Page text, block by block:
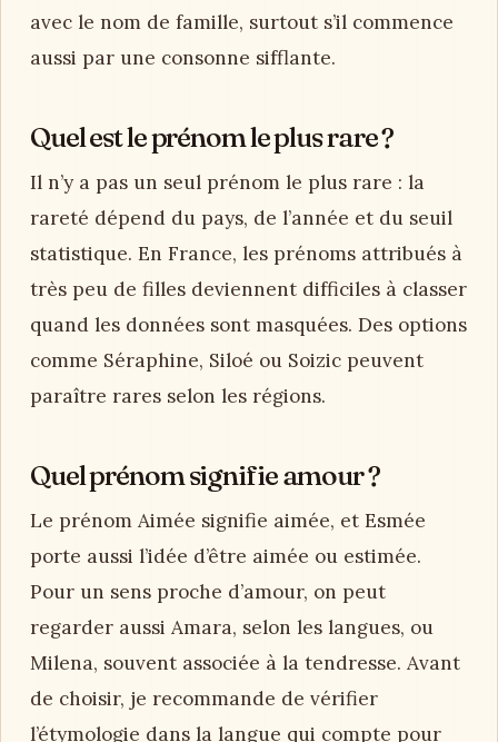
avec le nom de famille, surtout s’il commence
aussi par une consonne sifflante.
Quel est le prénom le plus rare ?
Il n’y a pas un seul prénom le plus rare : la
rareté dépend du pays, de l’année et du seuil
statistique. En France, les prénoms attribués à
très peu de filles deviennent difficiles à classer
quand les données sont masquées. Des options
comme Séraphine, Siloé ou Soizic peuvent
paraître rares selon les régions.
Quel prénom signifie amour ?
Le prénom Aimée signifie aimée, et Esmée
porte aussi l’idée d’être aimée ou estimée.
Pour un sens proche d’amour, on peut
regarder aussi Amara, selon les langues, ou
Milena, souvent associée à la tendresse. Avant
de choisir, je recommande de vérifier
l’étymologie dans la langue qui compte pour